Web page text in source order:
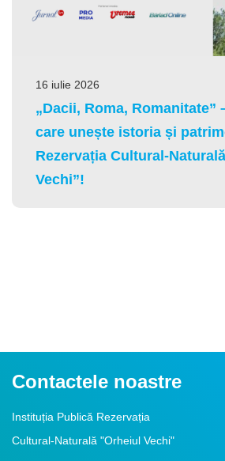
16 iulie 2026
„Dacii, Roma, Romanitate”
care unește istoria și
Rezervația Cultural-
Vechi”!
Contactele noastre
Instituția Publică Rezervația
Cultural-Naturală "Orheiul Vechi"